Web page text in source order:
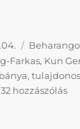
félúton”
Kategória
Farkas, Kun
,tulajdonos
32 hozzászólásKét